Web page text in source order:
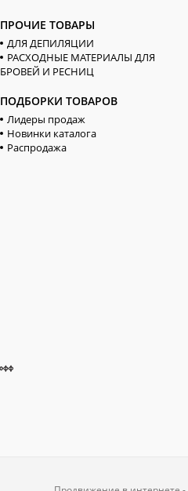
ПРОЧИЕ ТОВАРЫ
ДЛЯ ДЕПИЛЯЦИИ
РАСХОДНЫЕ МАТЕРИАЛЫ ДЛЯ
БРОВЕЙ И РЕСНИЦ
ПОДБОРКИ ТОВАРОВ
Лидеры продаж
Новинки каталога
Распродажа